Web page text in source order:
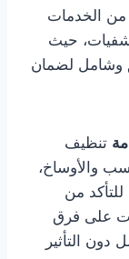
من الخدمات
حيث
وشامل لضمان
تنظيف
والأوساخ،
من
على فرق
التأثير